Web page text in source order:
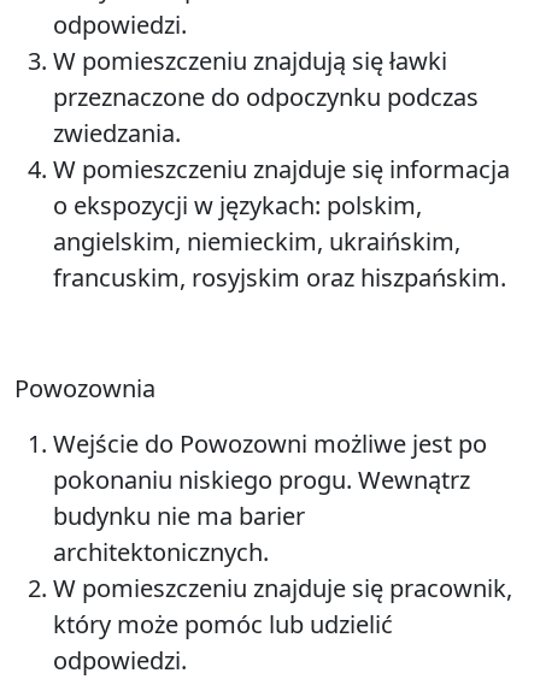
odpowiedzi.
W pomieszczeniu znajdują się ławki
przeznaczone do odpoczynku podczas
zwiedzania.
W pomieszczeniu znajduje się informacja
o ekspozycji w językach: polskim,
angielskim, niemieckim, ukraińskim,
francuskim, rosyjskim oraz hiszpańskim.
Powozownia
Wejście do Powozowni możliwe jest po
pokonaniu niskiego progu. Wewnątrz
budynku nie ma barier
architektonicznych.
W pomieszczeniu znajduje się pracownik,
który może pomóc lub udzielić
odpowiedzi.